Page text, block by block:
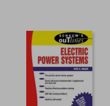
45%
dcto.
$ 45.08
$ 24.79